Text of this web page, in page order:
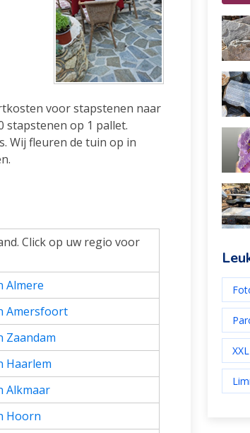
voor stapstenen naar
stapstenen op 1 pallet.
Wij fleuren de tuin op in
Click op uw regio voor
Almere
Amersfoort
Zaandam
Haarlem
Alkmaar
Hoorn